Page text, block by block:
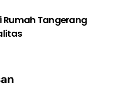
Rumah Tangerang